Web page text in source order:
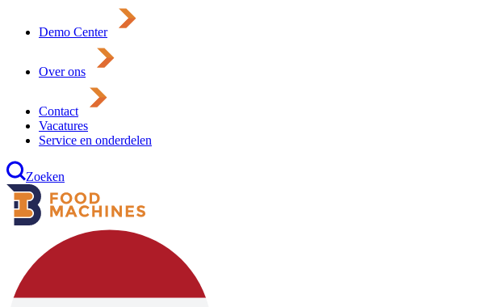
Demo Center
Over ons
Contact
Vacatures
Service en onderdelen
Zoeken